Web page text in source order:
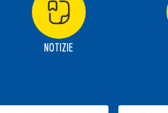
NOTIZIE